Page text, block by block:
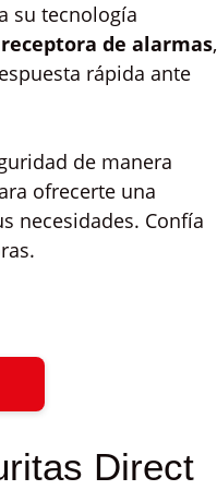
su tecnología
de alarmas,
rápida ante
de manera
ofrecerte una
necesidades. Confía
Direct